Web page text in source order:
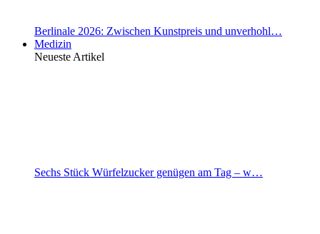
Berlinale 2026: Zwischen Kunstpreis und unverhohl…
Medizin
Neueste Artikel
Sechs Stück Würfelzucker genügen am Tag – w…